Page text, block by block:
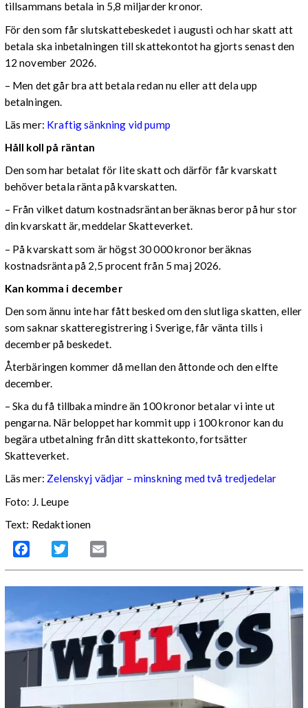
tillsammans betala in 5,8 miljarder kronor.
För den som får slutskattebeskedet i augusti och har skatt att
betala ska inbetalningen till skattekontot ha gjorts senast den
12 november 2026.
– Men det går bra att betala redan nu eller att dela upp
betalningen.
Läs mer: Kraftig sänkning vid pump
Håll koll på räntan
Den som har betalat för lite skatt och därför får kvarskatt
behöver betala ränta på kvarskatten.
– Från vilket datum kostnadsräntan beräknas beror på hur stor
din kvarskatt är, meddelar Skatteverket.
– På kvarskatt som är högst 30 000 kronor beräknas
kostnadsränta på 2,5 procent från 5 maj 2026.
Kan komma i december
Den som ännu inte har fått besked om den slutliga skatten, eller
som saknar skatteregistrering i Sverige, får vänta tills i
december på beskedet.
Återbäringen kommer då mellan den åttonde och den elfte
december.
– Ska du få tillbaka mindre än 100 kronor betalar vi inte ut
pengarna. När beloppet har kommit upp i 100 kronor kan du
begära utbetalning från ditt skattekonto, fortsätter
Skatteverket.
Läs mer: Zelenskyj vädjar – minskning med två tredjedelar
Foto: J. Leupe
Text: Redaktionen
Facebook Twitter